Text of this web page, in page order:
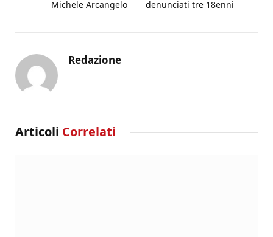
Michele Arcangelo
denunciati tre 18enni
Redazione
Articoli Correlati